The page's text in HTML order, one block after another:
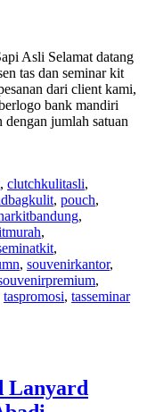
Asli Selamat datang
tas dan seminar kit
dari client kami,
bank mandiri
jumlah satuan
, clutchkulitasli,
, pouch,
,
,
,
, souvenirkantor,
,
taspromosi, tasseminar
Lanyard